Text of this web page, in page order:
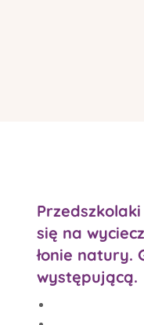
się na
łonie natury.
występującą.